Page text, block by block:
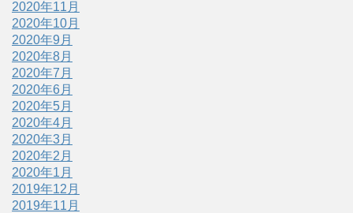
2020年11月
2020年10月
2020年9月
2020年8月
2020年7月
2020年6月
2020年5月
2020年4月
2020年3月
2020年2月
2020年1月
2019年12月
2019年11月